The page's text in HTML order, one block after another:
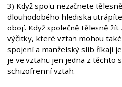
3) Když spolu nezačnete
dlouhodobého hlediska
obojí. Když společně tělesně
výčitky, které vztah mohou
spojení a manželský slib říkají
je ve vztahu jen jedna z těchto
schizofrenní vztah.